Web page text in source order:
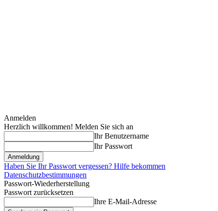
Anmelden
Herzlich willkommen! Melden Sie sich an
Ihr Benutzername
Ihr Passwort
Haben Sie Ihr Passwort vergessen? Hilfe bekommen
Datenschutzbestimmungen
Passwort-Wiederherstellung
Passwort zurücksetzen
Ihre E-Mail-Adresse